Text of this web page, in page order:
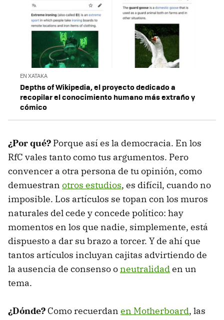
EN XATAKA
Depths of Wikipedia, el proyecto dedicado a
recopilar el conocimiento humano más extraño y
cómico
¿Por qué? Porque así es la democracia. En los
RfC vales tanto como tus argumentos. Pero
convencer a otra persona de tu opinión, como
demuestran otros estudios, es difícil, cuando no
imposible. Los artículos se topan con los muros
naturales del cede y concede político: hay
momentos en los que nadie, simplemente, está
dispuesto a dar su brazo a torcer. Y de ahí que
tantos artículos incluyan cajitas advirtiendo de
la ausencia de consenso oneutralidaden un
tema.
¿Dónde? Como recuerdan en Motherboard, las